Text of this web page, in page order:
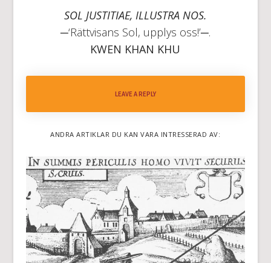
SOL JUSTITIAE, ILLUSTRA NOS.
─‘Rättvisans Sol, upplys oss!’─.
KWEN KHAN KHU
LEAVE A REPLY
ANDRA ARTIKLAR DU KAN VARA INTRESSERAD AV: